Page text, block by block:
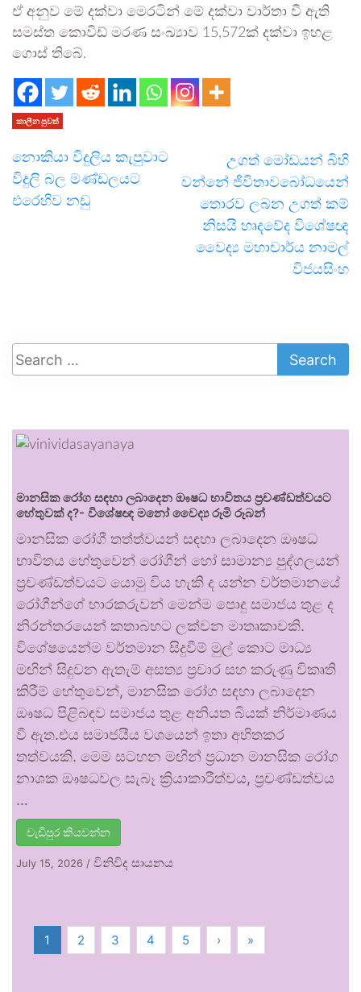
ඒ අනුව මේ දක්වා මෙරටින් මේ දක්වා වාර්තා වී ඇති
සමස්ත කොවිඩ් මරණ සංඛ්‍යාව 15,572ක් දක්වා ඉහළ
ගොස් තිබේ.
කාලීන පුවත්
නොකියා විදුලිය කැපුවාට
විදුලි බල මණ්ඩලයට
එරෙහිව නඩු
උගත් මෝඩයන් බිහි
වන්නේ ජීවිතාවබෝධයෙන්
තොරව ලබන උගත් කම්
නිසයි හෘදවේද විශේෂඥ
වෛද්‍ය මහාචාර්ය නාමල්
විජයසිංහ
මානසික රෝග සඳහා ලබාදෙන ඖෂධ භාවිතය ප්‍රචණ්ඩත්වයට
හේතුවක් ද?- විශේෂඥ මනෝ වෛද්‍ය රූමි රූබන්
මානසික රෝගී තත්ත්වයන් සඳහා ලබාදෙන ඖෂධ
භාවිතය හේතුවෙන් රෝගීන් හෝ සාමාන්‍ය පුද්ගලයන්
ප්‍රචණ්ඩත්වයට යොමු විය හැකි ද යන්න වර්තමානයේ
රෝගීන්ගේ භාරකරුවන් මෙන්ම පොදු සමාජය තුළ ද
නිරන්තරයෙන් කතාබහට ලක්වන මාතෘකාවකි.
විශේෂයෙන්ම වර්තමාන සිදුවීම් මුල් කොට මාධ්‍ය
මඟින් සිදුවන ඇතැම් අසත්‍ය ප්‍රචාර සහ කරුණු විකෘති
කිරීම් හේතුවෙන්, මානසික රෝග සඳහා ලබාදෙන
ඖෂධ පිළිබඳව සමාජය තුළ අනියත බියක් නිර්මාණය
වී ඇත.එය සමාජයීය වශයෙන් ඉතා අහිතකර
තත්වයකි. මෙම සටහන මඟින් ප්‍රධාන මානසික රෝග
නාශක ඖෂධවල සැබෑ ක්‍රියාකාරීත්වය, ප්‍රචණ්ඩත්වය
…
වැඩිපුර කියවන්න
July 15, 2026 / විනිවිද සායනය
1 2 3 4 5 › »